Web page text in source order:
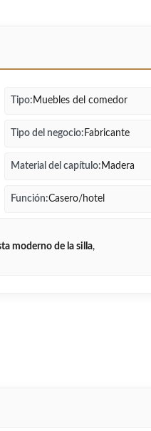
Tipo: Muebles del comedor
Tipo del negocio: Fabricante
Material del capítulo: Madera
Función:Casero/hotel
moderno de la silla,